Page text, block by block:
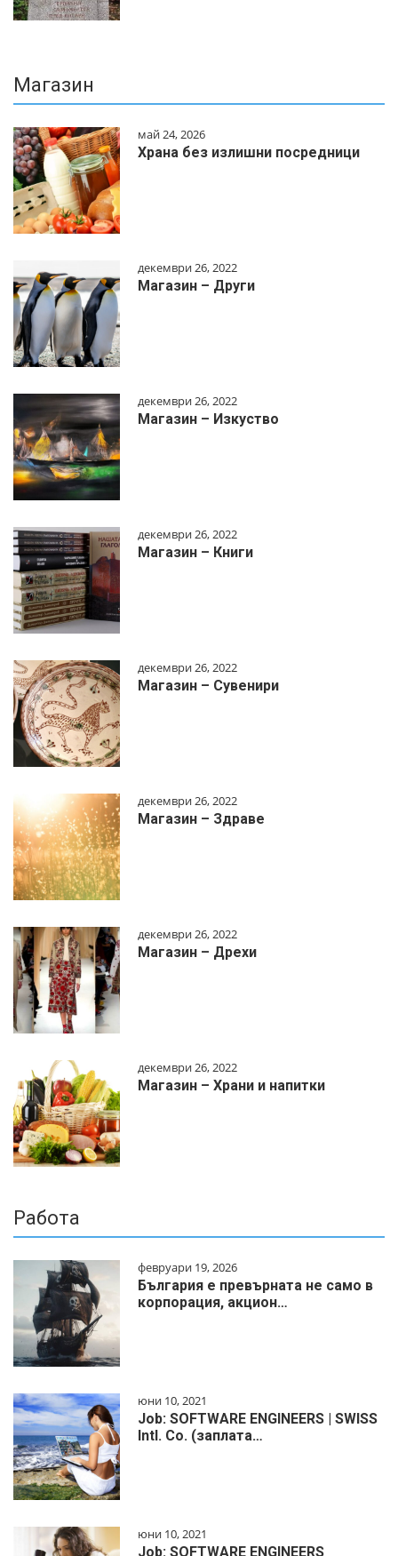
Магазин
май 24, 2026
Храна без излишни посредници
декември 26, 2022
Магазин – Други
декември 26, 2022
Магазин – Изкуство
декември 26, 2022
Магазин – Книги
декември 26, 2022
Магазин – Сувенири
декември 26, 2022
Магазин – Здраве
декември 26, 2022
Магазин – Дрехи
декември 26, 2022
Магазин – Храни и напитки
Работа
февруари 19, 2026
България е превърната не само в
корпорация, акцион…
юни 10, 2021
Job: SOFTWARE ENGINEERS | SWISS
Intl. Co. (заплата…
юни 10, 2021
Job: SOFTWARE ENGINEERS